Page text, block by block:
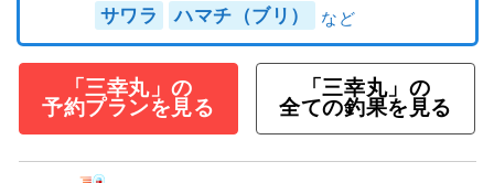
サワラ ハマチ（ブリ）
「三幸丸」の
予約プランを見る
「三幸丸」の
全ての釣果を見る